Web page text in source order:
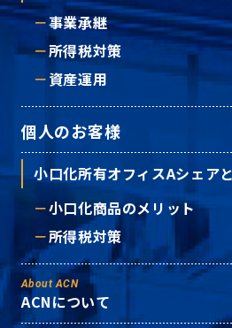
事業承継
所得税対策
資産運用
個人のお客様
小口化所有オフィスAシェア
小口化商品のメリット
所得税対策
About ACN
ACNについて